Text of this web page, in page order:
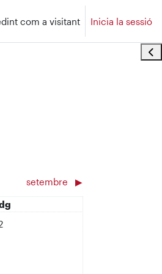
com a visitant Inicia la sessió
setembre
▶︎
1 d’agost
hi ha esdeveniments, diumenge, 2